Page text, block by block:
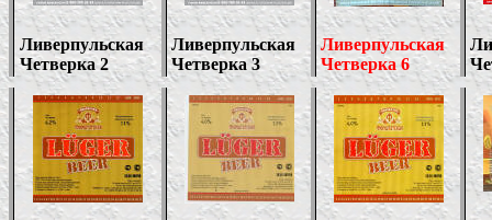
Ливерпульская
Четверка2
Ливерпульская
Четверка3
Ливерпульская
Четверка6